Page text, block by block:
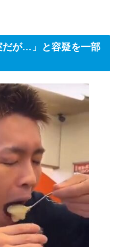
だが…」と容疑を一部